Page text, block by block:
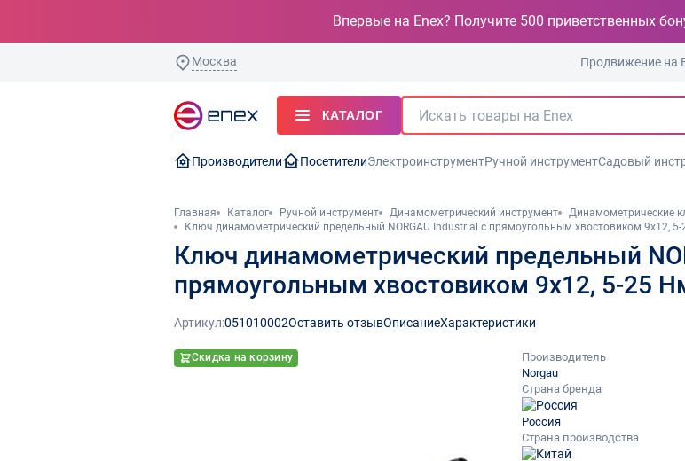
Впервые на Enex? Получите 500 приветственных
Москва Продвижение на
КАТАЛОГ
Производители ПосетителиЭлектроинструментРучной инструментСадовый
Главная Каталог Ручной инструмент Динамометрический инструмент
Динамометрические
Ключ динамометрический предельный NORGAU Industrial с прямоугольным хвостовиком 9x12, 5-
Ключ динамометрический предельный
прямоугольным хвостовиком 9x12, 5-25
Артикул:051010002Оставить отзывОписаниеХарактеристики
Скидка на корзину
Производитель
Norgau
Страна бренда
Россия
Страна производства